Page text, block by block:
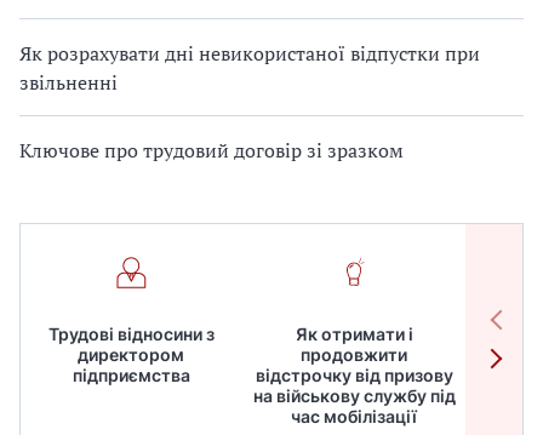
Як розрахувати дні невикористаної відпустки при
звільненні
Ключове про трудовий договір зі зразком
Трудові відносини з
директором
підприємства
Як отримати і
продовжити
відстрочку від призову
на військову службу під
час мобілізації